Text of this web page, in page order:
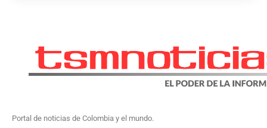
Portal de noticias de Colombia y el mundo.